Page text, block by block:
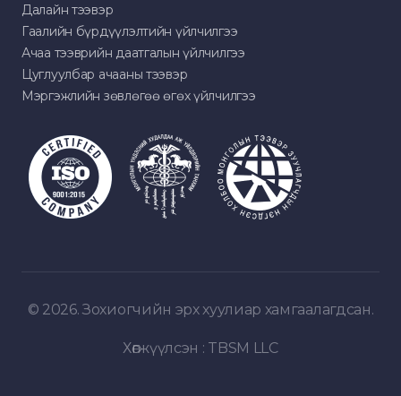
Далайн тээвэр
Гаалийн бүрдүүлэлтийн үйлчилгээ
Ачаа тээврийн даатгалын үйлчилгээ
Цуглуулбар ачааны тээвэр
Мэргэжлийн зөвлөгөө өгөх үйлчилгээ
© 2026. Зохиогчийн эрх хуулиар хамгаалагдсан.
Хөгжүүлсэн : TBSM LLC